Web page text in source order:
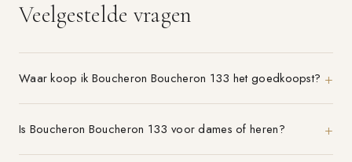
Veelgestelde vragen
Waar koop ik Boucheron Boucheron 133 het goedkoopst?
Is Boucheron Boucheron 133 voor dames of heren?